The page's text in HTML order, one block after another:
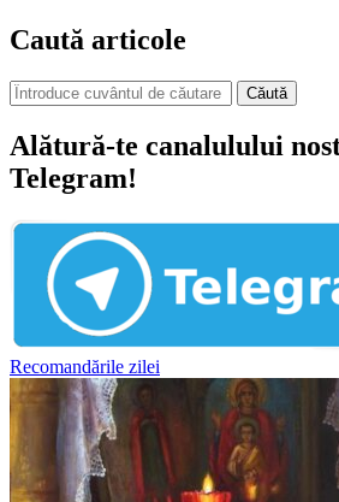
Caută articole
Căută
Alătură-te canalulului
Telegram!
Recomandările zilei